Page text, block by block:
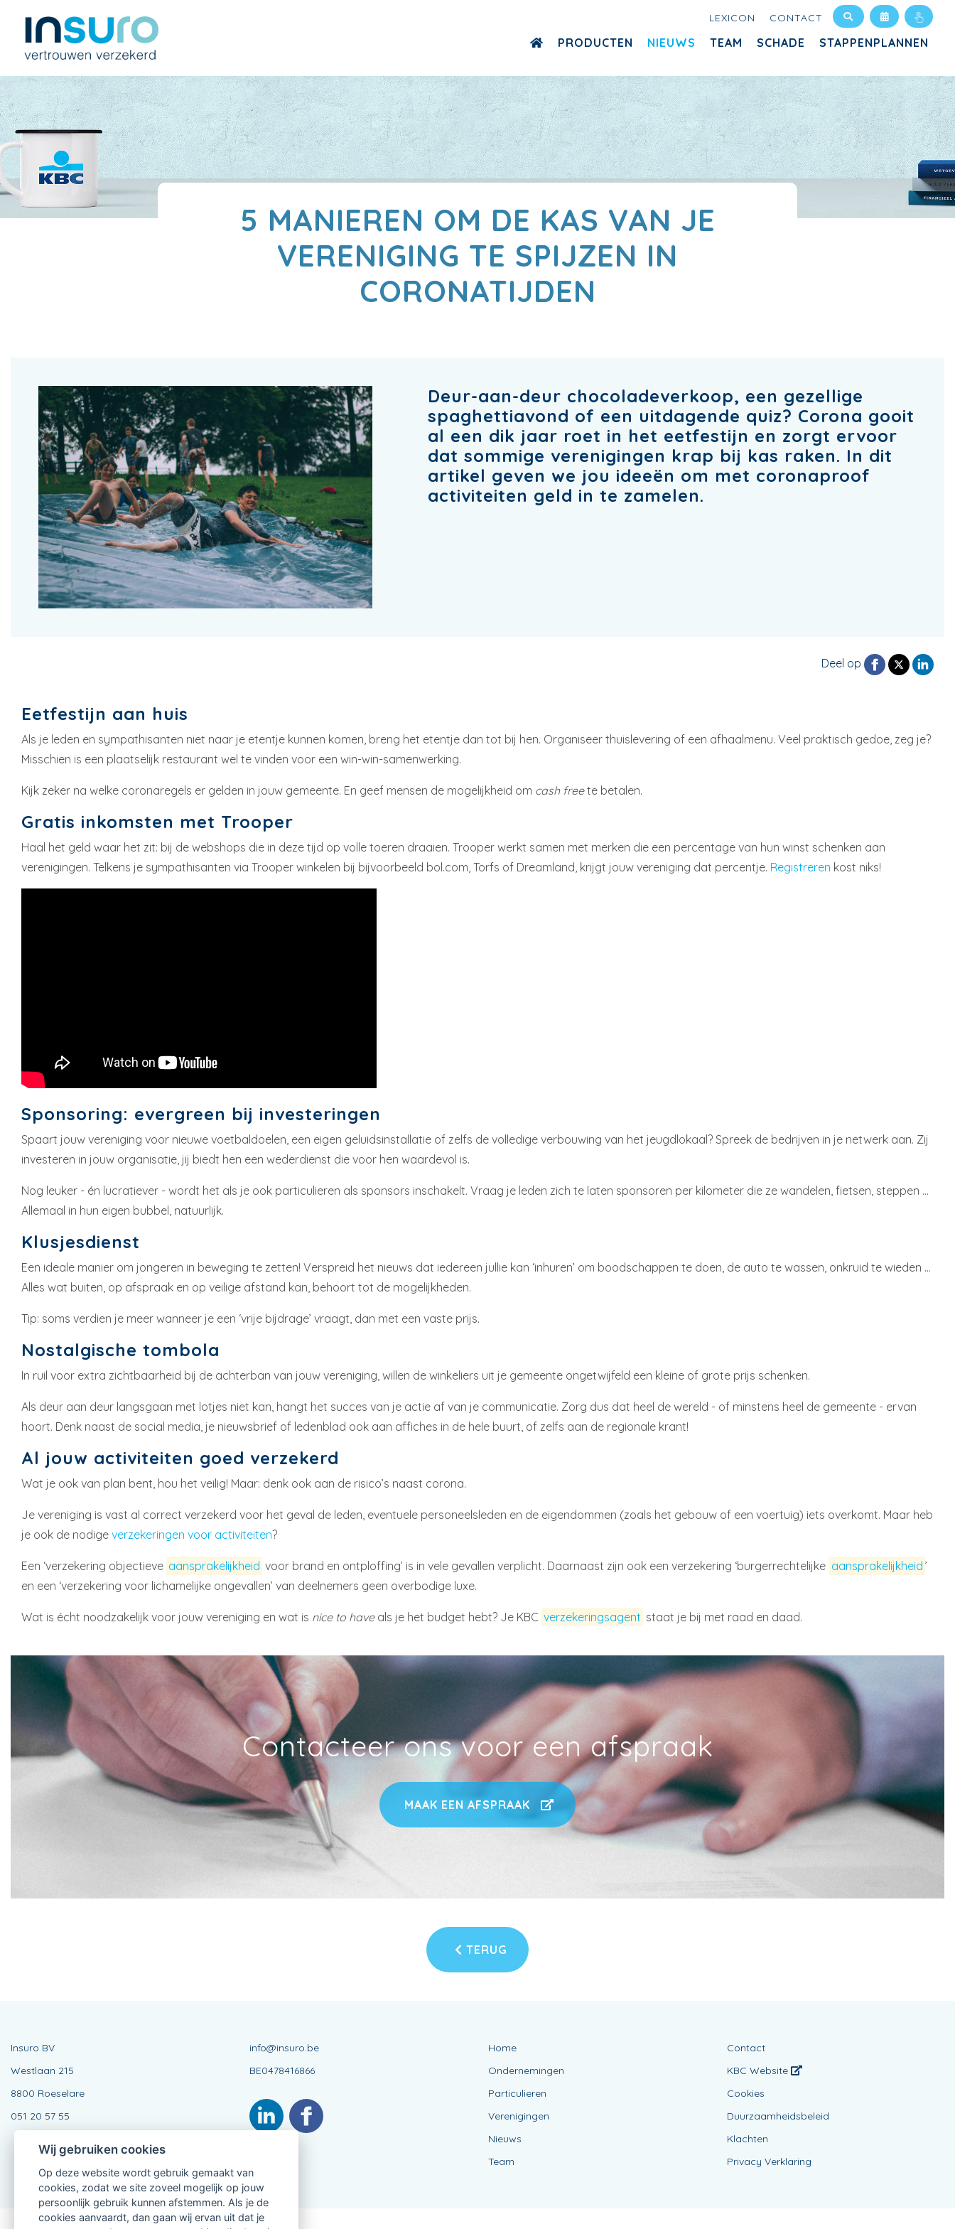
LEXICON CONTACT
PRODUCTEN NIEUWS TEAM SCHADE STAPPENPLANNEN
5 MANIEREN OM DE KAS VAN JE
VERENIGING TE SPIJZEN IN
CORONATIJDEN
Deur-aan-deur chocoladeverkoop, een gezellige
spaghettiavond of een uitdagende quiz? Corona gooit
al een dik jaar roet in het eetfestijn en zorgt ervoor
dat sommige verenigingen krap bij kas raken. In dit
artikel geven we jou ideeën om met coronaproof
activiteiten geld in te zamelen.
Deel op
Eetfestijn aan huis
Als je leden en sympathisanten niet naar je etentje kunnen komen, breng het etentje dan tot bij hen. Organiseer thuislevering of een afhaalmenu. Veel praktisch gedoe, zeg je?
Misschien is een plaatselijk restaurant wel te vinden voor een win-win-samenwerking.
Kijk zeker na welke coronaregels er gelden in jouw gemeente. En geef mensen de mogelijkheid om cash freete betalen.
Gratis inkomsten met Trooper
Haal het geld waar het zit: bij de webshops die in deze tijd op volle toeren draaien. Trooper werkt samen met merken die een percentage van hun winst schenken aan
verenigingen. Telkens je sympathisanten via Trooper winkelen bij bijvoorbeeld bol.com, Torfs of Dreamland, krijgt jouw vereniging dat percentje. Registreren kost niks!
Sponsoring: evergreen bij investeringen
Spaart jouw vereniging voor nieuwe voetbaldoelen, een eigen geluidsinstallatie of zelfs de volledige verbouwing van het jeugdlokaal? Spreek de bedrijven in je netwerk aan. Zij
investeren in jouw organisatie, jij biedt hen een wederdienst die voor hen waardevol is.
Nog leuker - én lucratiever - wordt het als je ook particulieren als sponsors inschakelt. Vraag je leden zich te laten sponsoren per kilometer die ze wandelen, fietsen, steppen …
Allemaal in hun eigen bubbel, natuurlijk.
Klusjesdienst
Een ideale manier om jongeren in beweging te zetten! Verspreid het nieuws dat iedereen jullie kan ‘inhuren’ om boodschappen te doen, de auto te wassen, onkruid te wieden ...
Alles wat buiten, op afspraak en op veilige afstand kan, behoort tot de mogelijkheden.
Tip: soms verdien je meer wanneer je een ‘vrije bijdrage’ vraagt, dan met een vaste prijs.
Nostalgische tombola
In ruil voor extra zichtbaarheid bij de achterban van jouw vereniging, willen de winkeliers uit je gemeente ongetwijfeld een kleine of grote prijs schenken.
Als deur aan deur langsgaan met lotjes niet kan, hangt het succes van je actie af van je communicatie. Zorg dus dat heel de wereld - of minstens heel de gemeente - ervan
hoort. Denk naast de social media, je nieuwsbrief of ledenblad ook aan affiches in de hele buurt, of zelfs aan de regionale krant!
Al jouw activiteiten goed verzekerd
Wat je ook van plan bent, hou het veilig! Maar: denk ook aan de risico’s naast corona.
Je vereniging is vast al correct verzekerd voor het geval de leden, eventuele personeelsleden en de eigendommen (zoals het gebouw of een voertuig) iets overkomt. Maar heb
je ook de nodige verzekeringen voor activiteiten?
Een ‘verzekering objectieve aansprakelijkheid voor brand en ontploffing’ is in vele gevallen verplicht. Daarnaast zijn ook een verzekering ‘burgerrechtelijke aansprakelijkheid ’
en een ‘verzekering voor lichamelijke ongevallen’ van deelnemers geen overbodige luxe.
Wat is écht noodzakelijk voor jouw vereniging en wat is nice to haveals je het budget hebt? Je KBC verzekeringsagent staat je bij met raad en daad.
Contacteer ons voor een afspraak
MAAK EEN AFSPRAAK
TERUG
Insuro BV
Westlaan 215
8800 Roeselare
051 20 57 55
info@insuro.be
BE0478416866
Home
Ondernemingen
Particulieren
Verenigingen
Nieuws
Team
Contact
KBC Website
Cookies
Duurzaamheidsbeleid
Klachten
Privacy Verklaring
Wij gebruiken cookies
Op deze website wordt gebruik gemaakt van
cookies, zodat we site zoveel mogelijk op jouw
persoonlijk gebruik kunnen afstemmen. Als je de
cookies aanvaardt, dan gaan wij ervan uit dat je